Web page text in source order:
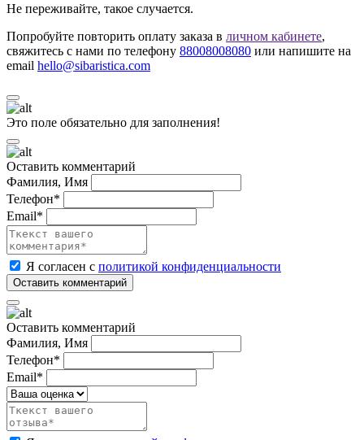
Не переживайте, такое случается.
Попробуйте повторить оплату заказа в личном кабинете,
свяжитесь с нами по телефону 88008008080 или напишите на
email hello@sibaristica.com
Это поле обязательно для заполнения!
Оставить комментарий
Фамилия, Имя
Телефон*
Email*
Я согласен с политикой конфиденциальности
Оставить комментарий
Фамилия, Имя
Телефон*
Email*